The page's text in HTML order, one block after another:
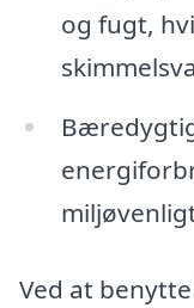
og fugt,
Ved at